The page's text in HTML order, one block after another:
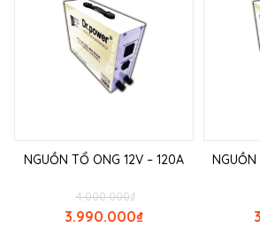
NGUỒN TỔ ONG 12V – 120A
₫
4.000.000
₫
3.990.000